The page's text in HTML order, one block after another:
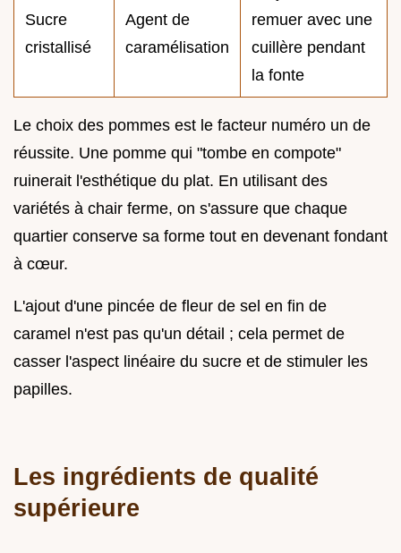
Sucre
cristallisé
Agent de
caramélisation
remuer avec une
cuillère pendant
la fonte
Le choix des pommes est le facteur numéro un de
réussite. Une pomme qui "tombe en compote"
ruinerait l'esthétique du plat. En utilisant des
variétés à chair ferme, on s'assure que chaque
quartier conserve sa forme tout en devenant fondant
à cœur.
L'ajout d'une pincée de fleur de sel en fin de
caramel n'est pas qu'un détail ; cela permet de
casser l'aspect linéaire du sucre et de stimuler les
papilles.
Les ingrédients de qualité
supérieure